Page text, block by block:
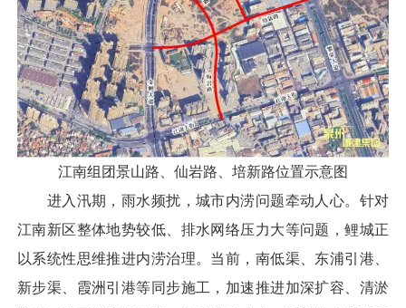
江南组团景山路、仙岩路、培新路位置示意图
进入汛期，雨水频扰，城市内涝问题牵动人心。针对
江南新区整体地势较低、排水网络压力大等问题，鲤城正
以系统性思维推进内涝治理。当前，南低渠、东浦引港、
新步渠、霞洲引港等同步施工，加速推进加深扩容、清淤